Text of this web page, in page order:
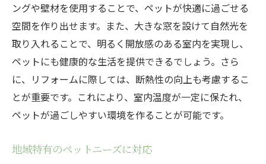
ングや壁材を使用することで、ペットが快適に過ごせる
空間を作り出せます。また、大きな窓を設けて自然光を
取り入れることで、明るく開放感のある室内を実現し、
ペットにも健康的な生活を提供できるでしょう。さら
に、リフォームに際しては、断熱性の向上も考慮するこ
とが重要です。これにより、室内温度が一定に保たれ、
ペットが過ごしやすい環境を作ることが可能です。
地域特有のペットニーズに対応